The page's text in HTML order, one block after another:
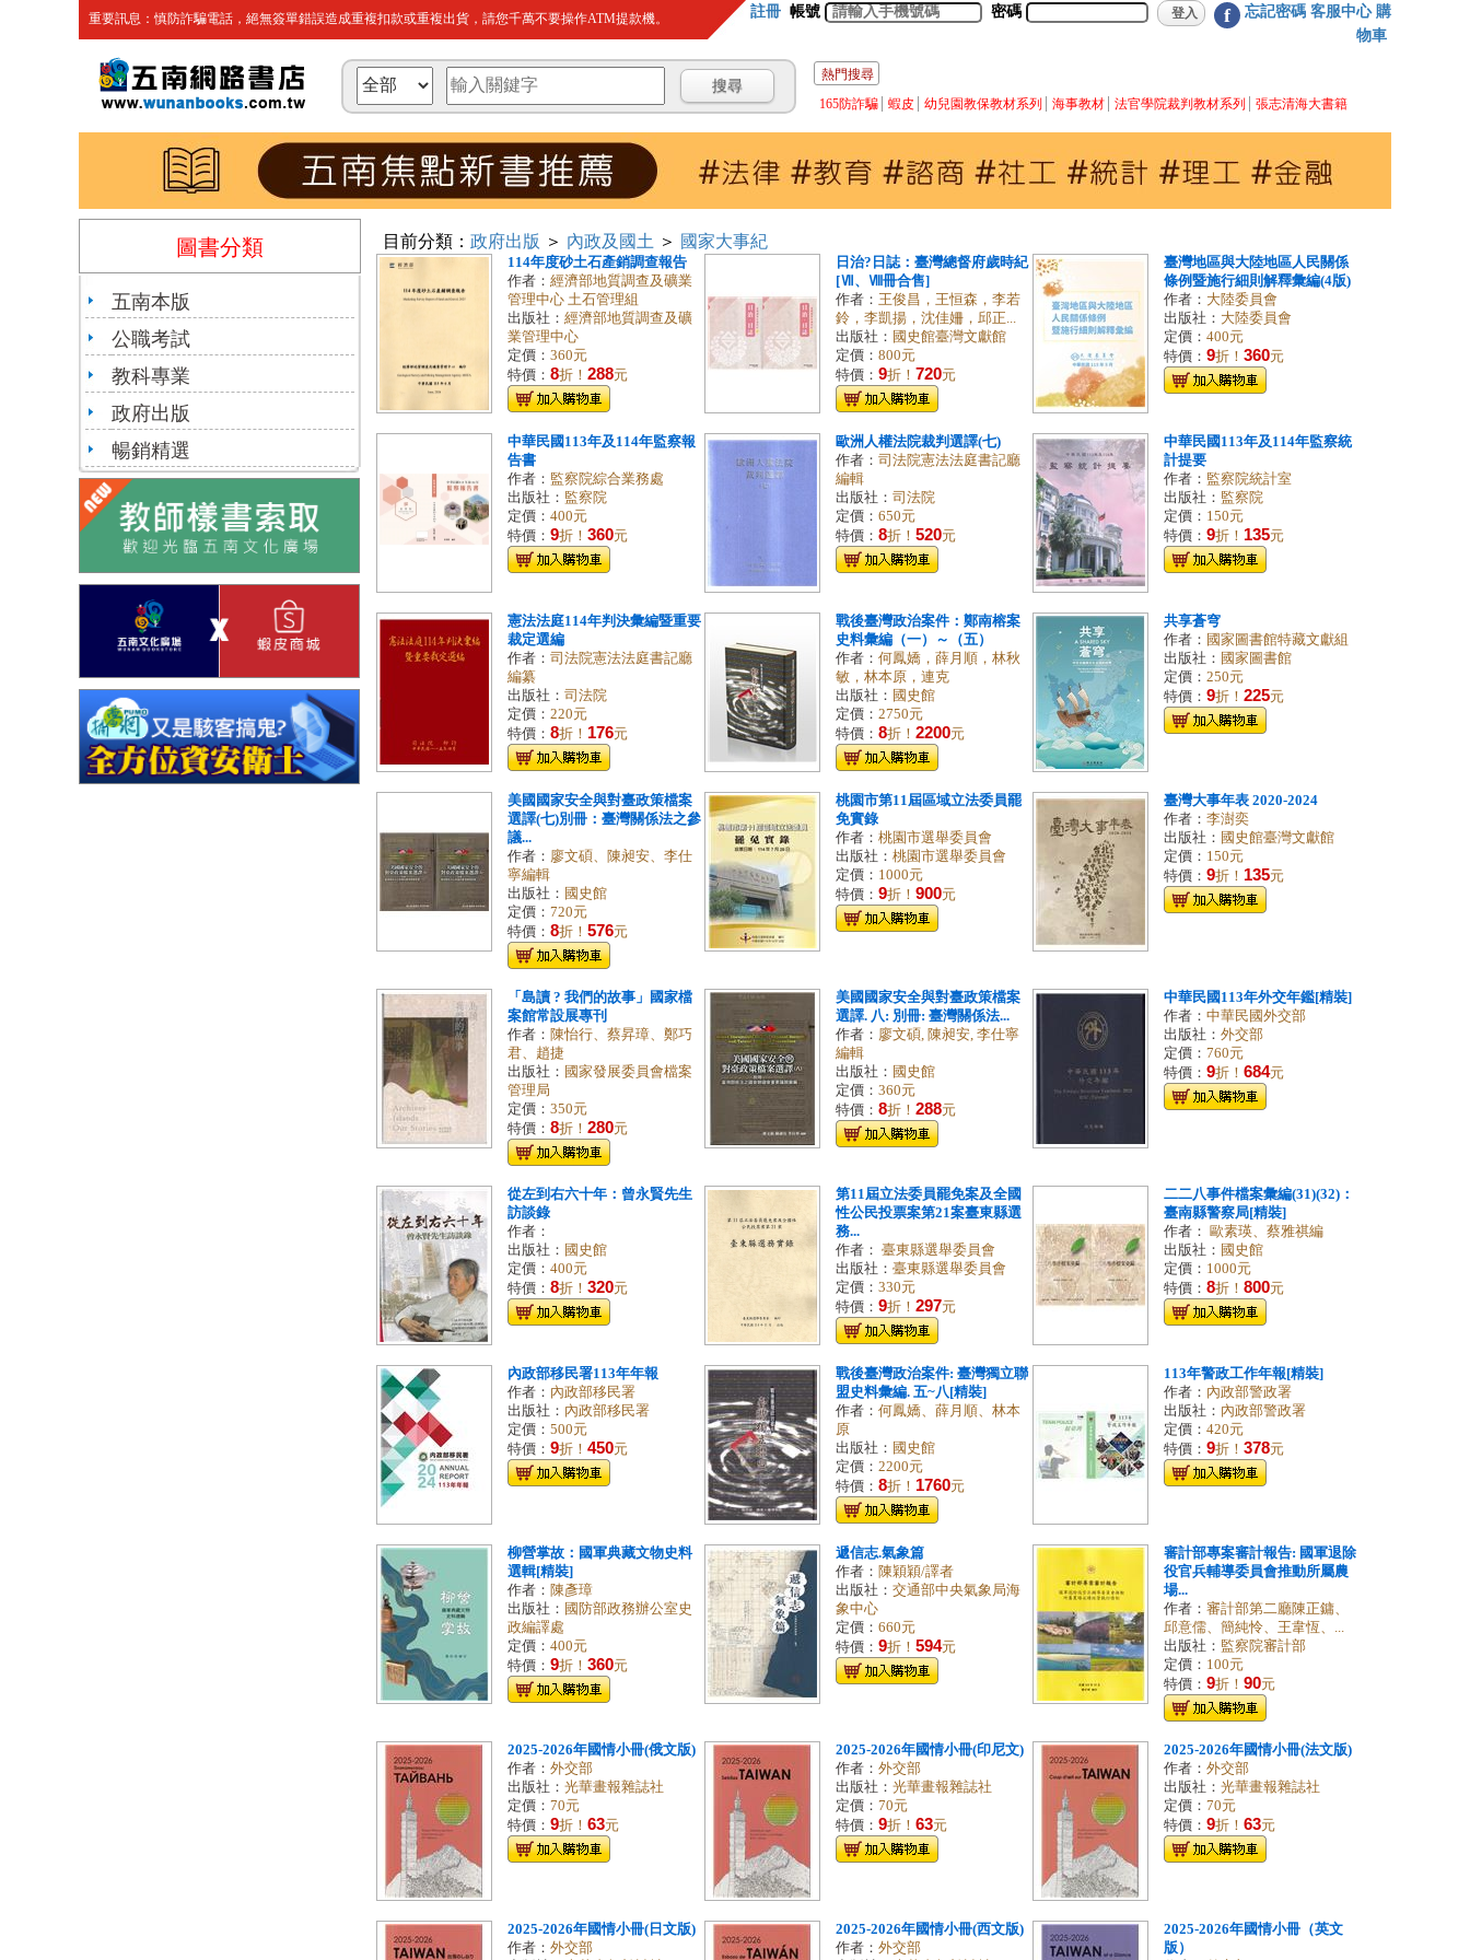
重要訊息：慎防詐騙電話，絕無簽單錯誤造成重複扣款或重複出貨，請您千萬不要操作ATM提款機。 註冊 帳號 密碼 f 忘記密碼 客服中心 購
物車
熱門搜尋
165防詐騙
蝦皮 幼兒園教保教材系列 海事教材 法官學院裁判教材系列 張志清海大書籍
圖書分類
五南本版
公職考試
教科專業
政府出版
暢銷精選
目前分類： 政府出版 ＞ 內政及國土 ＞ 國家大事紀
114年度砂土石產銷調查報告
作者： 經濟部地質調查及礦業
管理中心 土石管理組
出版社： 經濟部地質調查及礦
業管理中心
定價： 360元
特價： 8折！ 288元
日治?日誌：臺灣總督府歲時紀
[Ⅶ、Ⅷ冊合售]
作者： 王俊昌，王恒森，李若
鈴，李凱揚，沈佳姍，邱正...
出版社： 國史館臺灣文獻館
定價： 800元
特價： 9折！ 720元
臺灣地區與大陸地區人民關係
條例暨施行細則解釋彙編(4版)
作者： 大陸委員會
出版社： 大陸委員會
定價： 400元
特價： 9折！ 360元
中華民國113年及114年監察報
告書
作者： 監察院綜合業務處
出版社： 監察院
定價： 400元
特價： 9折！ 360元
歐洲人權法院裁判選譯(七)
作者： 司法院憲法法庭書記廳
編輯
出版社： 司法院
定價： 650元
特價： 8折！ 520元
中華民國113年及114年監察統
計提要
作者： 監察院統計室
出版社： 監察院
定價： 150元
特價： 9折！ 135元
憲法法庭114年判決彙編暨重要
裁定選編
作者： 司法院憲法法庭書記廳
編纂
出版社： 司法院
定價： 220元
特價： 8折！ 176元
戰後臺灣政治案件：鄭南榕案
史料彙編（一）～（五）
作者： 何鳳嬌，薛月順，林秋
敏，林本原，連克
出版社： 國史館
定價： 2750元
特價： 8折！ 2200元
共享蒼穹
作者： 國家圖書館特藏文獻組
出版社： 國家圖書館
定價： 250元
特價： 9折！ 225元
美國國家安全與對臺政策檔案
選譯(七)別冊：臺灣關係法之參
議...
作者： 廖文碩、陳昶安、李仕
寧編輯
出版社： 國史館
定價： 720元
特價： 8折！ 576元
桃園市第11屆區域立法委員罷
免實錄
作者： 桃園市選舉委員會
出版社： 桃園市選舉委員會
定價： 1000元
特價： 9折！ 900元
臺灣大事年表 2020-2024
作者： 李澍奕
出版社： 國史館臺灣文獻館
定價： 150元
特價： 9折！ 135元
「島讀 ? 我們的故事」國家檔
案館常設展專刊
作者： 陳怡行、蔡昇璋、鄭巧
君、趙捷
出版社： 國家發展委員會檔案
管理局
定價： 350元
特價： 8折！ 280元
美國國家安全與對臺政策檔案
選譯. 八: 別冊: 臺灣關係法...
作者： 廖文碩, 陳昶安, 李仕寧
編輯
出版社： 國史館
定價： 360元
特價： 8折！ 288元
中華民國113年外交年鑑[精裝]
作者： 中華民國外交部
出版社： 外交部
定價： 760元
特價： 9折！ 684元
從左到右六十年：曾永賢先生
訪談錄
作者：
出版社： 國史館
定價： 400元
特價： 8折！ 320元
第11屆立法委員罷免案及全國
性公民投票案第21案臺東縣選
務...
作者： 臺東縣選舉委員會
出版社： 臺東縣選舉委員會
定價： 330元
特價： 9折！ 297元
二二八事件檔案彙編(31)(32)：
臺南縣警察局[精裝]
作者：
歐素瑛、蔡雅祺編
出版社： 國史館
定價： 1000元
特價： 8折！ 800元
內政部移民署113年年報
作者： 內政部移民署
出版社： 內政部移民署
定價： 500元
特價： 9折！ 450元
戰後臺灣政治案件: 臺灣獨立聯
盟史料彙編. 五~八[精裝]
作者： 何鳳嬌、薛月順、林本
原
出版社： 國史館
定價： 2200元
特價： 8折！ 1760元
113年警政工作年報[精裝]
作者： 內政部警政署
出版社： 內政部警政署
定價： 420元
特價： 9折！ 378元
柳營掌故：國軍典藏文物史料
選輯[精裝]
作者： 陳彥璋
出版社： 國防部政務辦公室史
政編譯處
定價： 400元
特價： 9折！ 360元
遞信志.氣象篇
作者： 陳穎穎/譯者
出版社： 交通部中央氣象局海
象中心
定價： 660元
特價： 9折！ 594元
審計部專案審計報告: 國軍退除
役官兵輔導委員會推動所屬農
場...
作者： 審計部第二廳陳正鏞、
邱意儒、簡純怜、王韋恆、...
出版社： 監察院審計部
定價： 100元
特價： 9折！ 90元
2025-2026年國情小冊(俄文版)
作者： 外交部
出版社： 光華畫報雜誌社
定價： 70元
特價： 9折！ 63元
2025-2026年國情小冊(印尼文)
作者： 外交部
出版社： 光華畫報雜誌社
定價： 70元
特價： 9折！ 63元
2025-2026年國情小冊(法文版)
作者： 外交部
出版社： 光華畫報雜誌社
定價： 70元
特價： 9折！ 63元
2025-2026年國情小冊(日文版)
作者： 外交部
2025-2026年國情小冊(西文版)
作者： 外交部
2025-2026年國情小冊（英文
版）